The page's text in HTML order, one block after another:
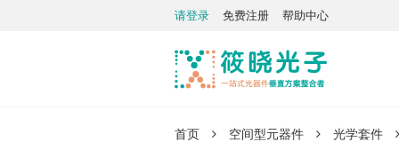
请登录 免费注册 帮助中心
首页 空间型元器件 光学套件